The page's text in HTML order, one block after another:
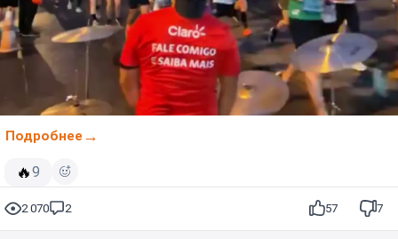
Подробнее
🔥9
2 070 2 57 7